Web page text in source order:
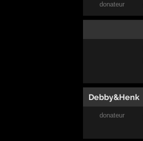
donateur
Debby&Henk
donateur